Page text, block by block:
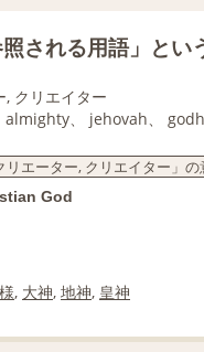
される用語」とい
, クリエイター
、 jehovah、
リエーター, クリエイター」の
God
, 大神, 地神, 皇神